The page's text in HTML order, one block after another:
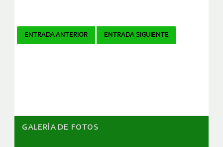
Navegador
ENTRADA ANTERIOR ENTRADA SIGUIENTE
GALERÌA DE FOTOS